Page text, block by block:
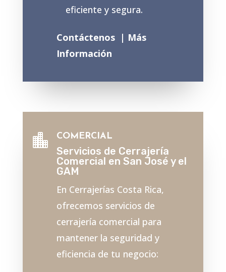
eficiente y segura.
Contáctenos | Más
Información
 COMERCIAL
Servicios de Cerrajería
Comercial en San José y el
GAM
En Cerrajerías Costa Rica,
ofrecemos servicios de
cerrajería comercial para
mantener la seguridad y
eficiencia de tu negocio: